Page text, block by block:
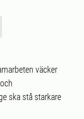
väcker
ska stå starkare